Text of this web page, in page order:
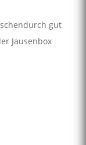
gut
Jausenbox